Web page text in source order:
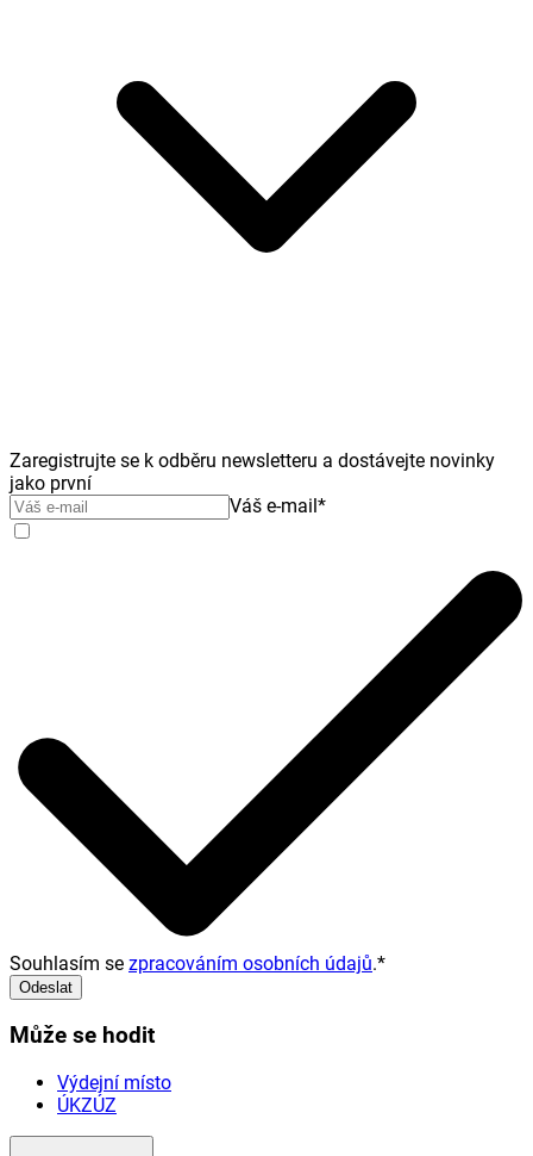
Zaregistrujte se k odběru newsletteru a dostávejte novinky
jako první
Váš e-mail*
Souhlasím se zpracováním osobních údajů.*
Odeslat
Může se hodit
Výdejní místo
ÚKZÚZ